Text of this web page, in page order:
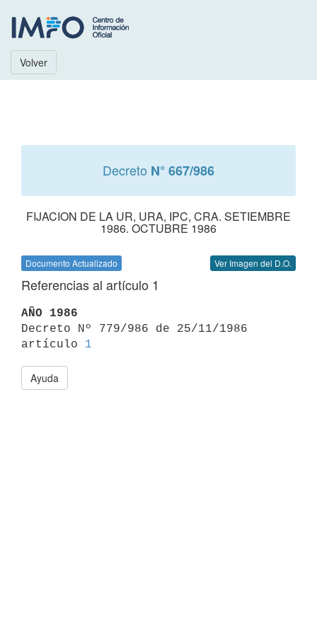
Volver
Decreto N° 667/986
FIJACION DE LA UR, URA, IPC, CRA. SETIEMBRE
1986. OCTUBRE 1986
Documento Actualizado Ver Imagen del D.O.
Referencias al artículo 1
AÑO 1986
Decreto Nº 779/986 de 25/11/1986
artículo 1
Ayuda